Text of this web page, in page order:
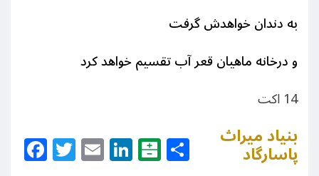
به دندان خواهدش گرفت
و درخانه ماهیان قعر آب تقسیم خواهد کرد
14 اکت
Facebook
Twitter
EmailLinkedIn
Balatarin
Share
بنیاد میراث
پاسارگاد